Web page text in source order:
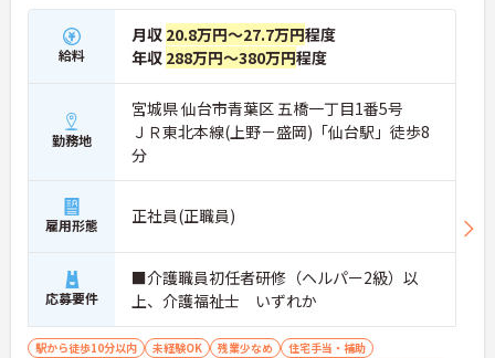
給料
月収 20.8万円～27.7万円程度
年収 288万円～380万円程度
勤務地
宮城県 仙台市青葉区 五橋一丁目1番5号
ＪＲ東北本線(上野－盛岡)「仙台駅」徒歩8
分
雇用形態 正社員(正職員)
応募要件
■介護職員初任者研修（ヘルパー2級）以
上、介護福祉士 いずれか
駅から徒歩10分以内 未経験OK 残業少なめ
住宅手当・補助